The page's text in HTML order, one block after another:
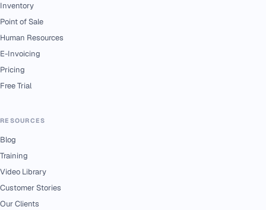
Inventory
Point of Sale
Human Resources
E-Invoicing
Pricing
Free Trial
RESOURCES
Blog
Training
Video Library
Customer Stories
Our Clients